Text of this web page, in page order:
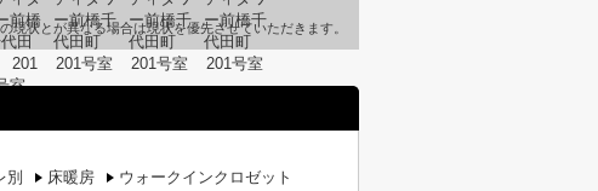
現状とが異なる場合は現状を優先させていただきます。
別 床暖房 ウォークインクロゼット